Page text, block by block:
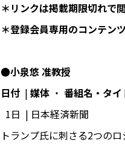
＊リンクは掲載期限切れで
＊登録会員専用のコンテン
●小泉悠 准教授
日付 | 媒体 ・ 番組名・タ
1日 | 日本経済新聞
トランプ氏に刺さる2つの